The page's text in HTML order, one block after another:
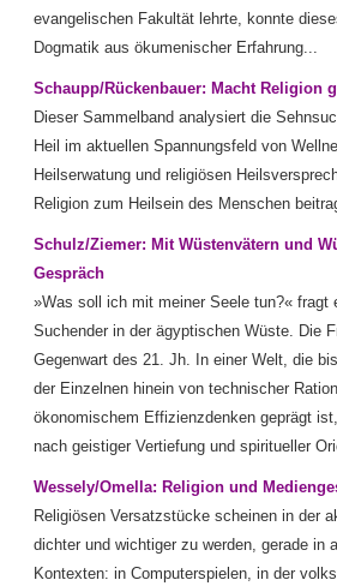
evangelischen Fakultät lehrte, konnte
Dogmatik aus ökumenischer Erfahrung...
Schaupp/Rückenbauer: Macht Religion
Dieser Sammelband analysiert die
Heil im aktuellen Spannungsfeld von
Heilserwatung und religiösen
Religion zum Heilsein des Menschen
Schulz/Ziemer: Mit Wüstenvätern und
Gespräch
»Was soll ich mit meiner Seele tun?« fragt
Suchender in der ägyptischen Wüste. Die
Gegenwart des 21. Jh. In einer Welt, die
der Einzelnen hinein von technischer
ökonomischem Effizienzdenken geprägt
nach geistiger Vertiefung und spiritueller
Wessely/Omella: Religion und
Religiösen Versatzstücke scheinen in der
dichter und wichtiger zu werden, gerade in
Kontexten: in Computerspielen, in der